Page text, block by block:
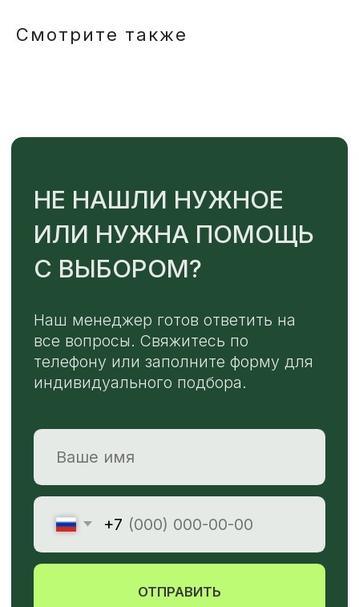
Смотрите также
Или напишите нам напрямую
индивидуального подбора.
+7